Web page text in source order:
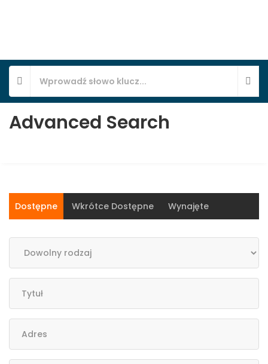
Advanced Search
Dostępne Wkrótce Dostępne Wynajęte